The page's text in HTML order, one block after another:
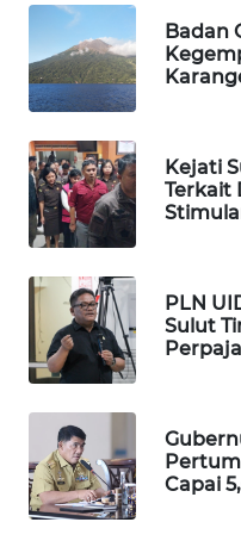
Badan
Kejati
Terkait
PLN
Sulut
Capai
WAHANANEWS
CO ID
WAHANANEWS
NET
WAHANA
SPORT
WAHANA
UMKM
WAHANA
SELEB
WAHANA